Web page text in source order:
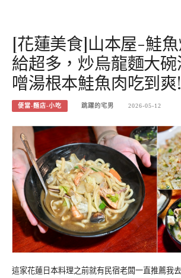
[花蓮美食]山本屋-鮭
給超多，炒烏龍麵大
噌湯根本鮭魚肉吃到爽!
便當-麵店-小吃 跳躍的宅男 2026-05-12
這家花蓮日本料理之前就有民宿老闆一直推薦我